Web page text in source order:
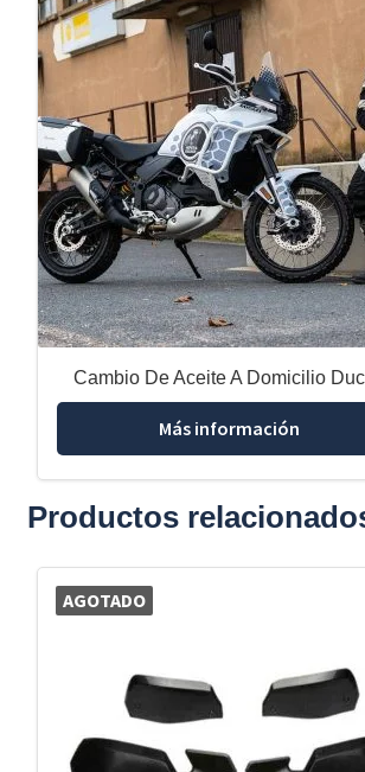
Cambio De Aceite A Domicilio
Más información
Productos
AGOTADO